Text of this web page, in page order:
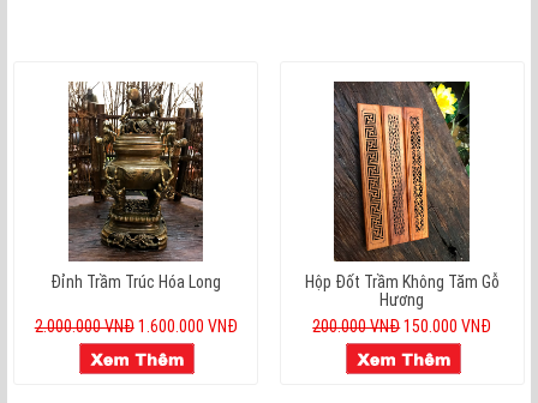
Đỉnh Trầm Trúc Hóa Long
2.000.000 VNĐ 1.600.000 VNĐ
Hộp Đốt Trầm Không Tăm Gỗ
Hương
200.000 VNĐ150.000 VNĐ